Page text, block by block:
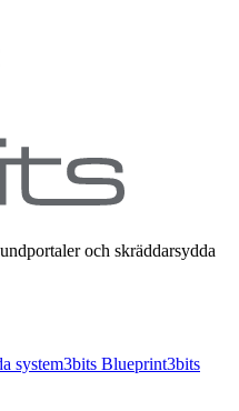
och skräddarsydda
system3bits Blueprint3bits